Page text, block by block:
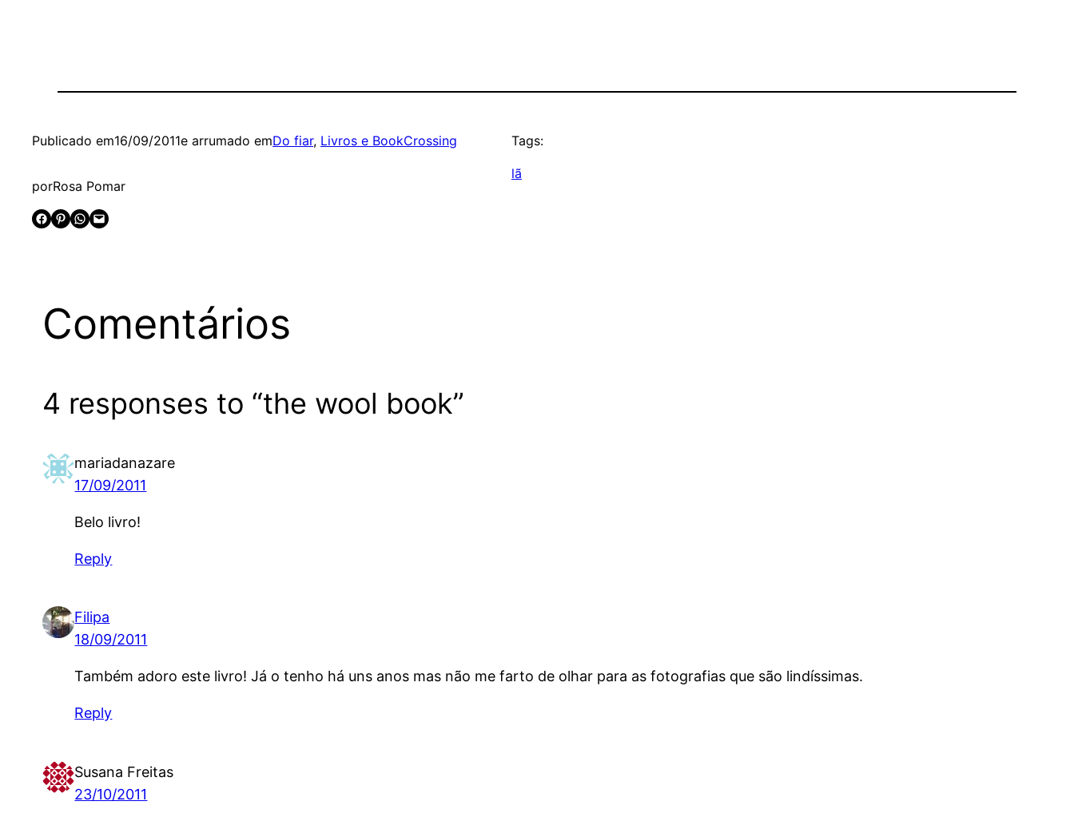
Publicado em16/09/2011e arrumado emDo fiar, Livros e BookCrossing
porRosa Pomar
Share on Facebook
Share on Pinterest Share on WhatsApp Email this Page
Tags:
lã
Comentários
4 responses to “the wool book”
mariadanazare
17/09/2011
Belo livro!
Reply
Filipa
18/09/2011
Também adoro este livro! Já o tenho há uns anos mas não me farto de olhar para as fotografias que são lindíssimas.
Reply
Susana Freitas
23/10/2011